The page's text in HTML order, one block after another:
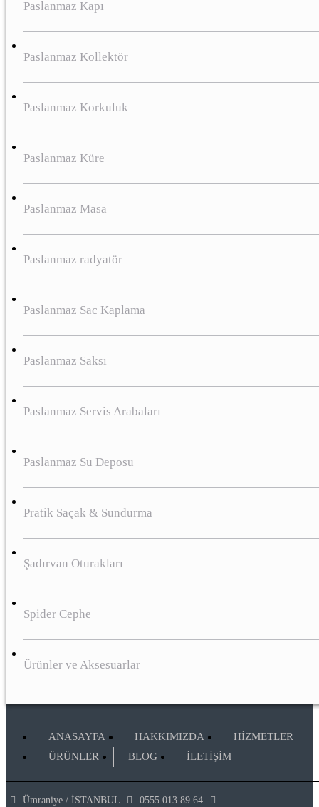
Paslanmaz Kapı
Paslanmaz Kollektör
Paslanmaz Korkuluk
Paslanmaz Küre
Paslanmaz Masa
Paslanmaz radyatör
Paslanmaz Sac Kaplama
Paslanmaz Saksı
Paslanmaz Servis Arabaları
Paslanmaz Su Deposu
Pratik Saçak & Sundurma
Şadırvan Oturakları
Spider Cephe
Ürünler ve Aksesuarlar
ANASAYFA HAKKIMIZDA
HİZMETLER
ÜRÜNLER
BLOG İLETİŞİM
 Ümraniye / İSTANBUL  0555 013 89 64
